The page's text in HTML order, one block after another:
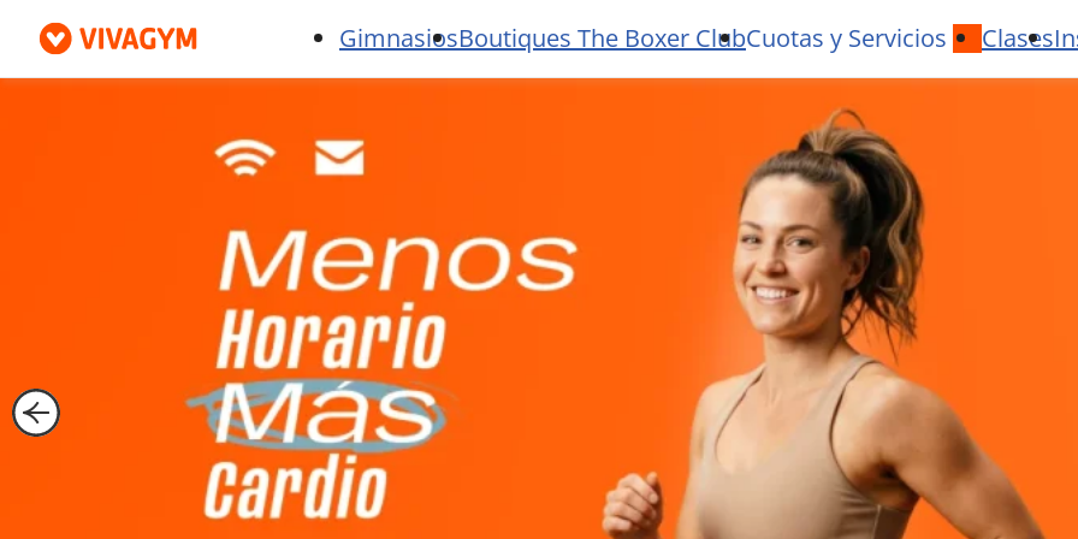
GimnasiosBoutiques The Boxer ClubCuotas y Servicios Clases